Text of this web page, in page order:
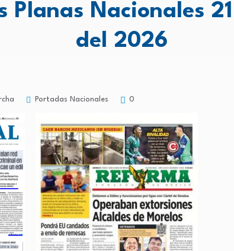
Planas Nacionales
del 2026
Portadas Nacionales 0